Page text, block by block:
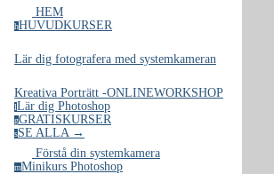
HEM
hHUVUDKURSER
Lär dig fotografera med systemkameran
Kreativa Porträtt -ONLINEWORKSHOP
lLär dig Photoshop
gGRATISKURSER
sSE ALLA →
Förstå din systemkamera
mMinikurs Photoshop